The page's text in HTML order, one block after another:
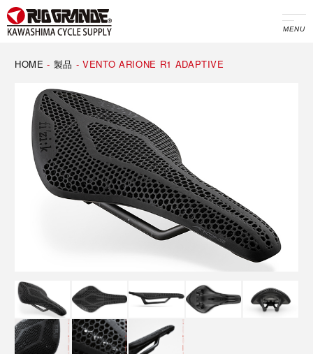
MENU
HOME - 製品 -VENTO ARIONE R1 ADAPTIVE